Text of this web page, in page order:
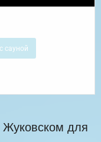
с сауной
для